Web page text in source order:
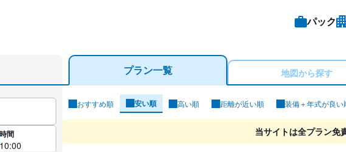
パック
ンタカーを格安予約
プラン一覧 地図から探す
おすすめ順 安い順 高い順 距離が近い順 装備＋年式が良い
レンタカー検索結果
当サイトは全プラン免
時間